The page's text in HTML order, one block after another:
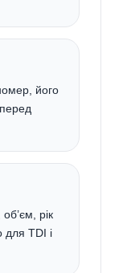
його
рік
для TDI і